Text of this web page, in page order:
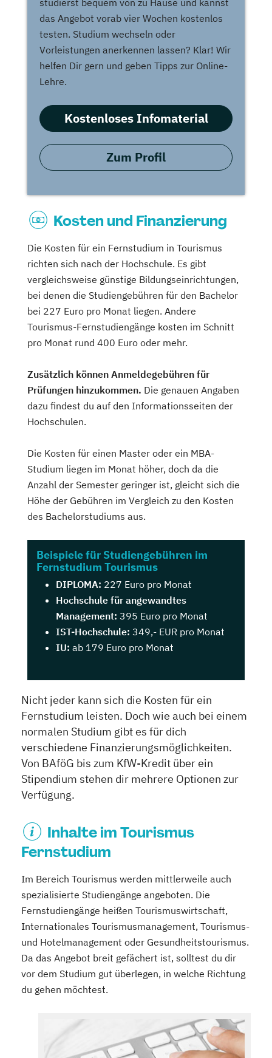
studierst bequem von zu Hause und kannst
das Angebot vorab vier Wochen kostenlos
testen. Studium wechseln oder
Vorleistungen anerkennen lassen? Klar! Wir
helfen Dir gern und geben Tipps zur Online-
Lehre.
Kostenloses Infomaterial
Zum Profil
Kosten und Finanzierung
Die Kosten für ein Fernstudium in Tourismus
richten sich nach der Hochschule. Es gibt
vergleichsweise günstige Bildungseinrichtungen,
bei denen die Studiengebühren für den Bachelor
bei 227 Euro pro Monat liegen. Andere
Tourismus-Fernstudiengänge kosten im Schnitt
pro Monat rund 400 Euro oder mehr.
Zusätzlich können Anmeldegebühren für
Prüfungen hinzukommen. Die genauen Angaben
dazu findest du auf den Informationsseiten der
Hochschulen.
Die Kosten für einen Master oder ein MBA-
Studium liegen im Monat höher, doch da die
Anzahl der Semester geringer ist, gleicht sich die
Höhe der Gebühren im Vergleich zu den Kosten
des Bachelorstudiums aus.
Beispiele für Studiengebühren im
Fernstudium Tourismus
DIPLOMA: 227 Euro pro Monat
Hochschule für angewandtes
Management: 395 Euro pro Monat
IST-Hochschule: 349,- EUR pro Monat
IU: ab 179 Euro pro Monat
Nicht jeder kann sich die Kosten für ein
Fernstudium leisten. Doch wie auch bei einem
normalen Studium gibt es für dich
verschiedene Finanzierungsmöglichkeiten.
Von BAföG bis zum KfW-Kredit über ein
Stipendium stehen dir mehrere Optionen zur
Verfügung.
Inhalte im Tourismus
Fernstudium
Im Bereich Tourismus werden mittlerweile auch
spezialisierte Studiengänge angeboten. Die
Fernstudiengänge heißen Tourismuswirtschaft,
Internationales Tourismusmanagement, Tourismus-
und Hotelmanagement oder Gesundheitstourismus.
Da das Angebot breit gefächert ist, solltest du dir
vor dem Studium gut überlegen, in welche Richtung
du gehen möchtest.